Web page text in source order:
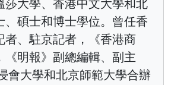
莎大學、香港中文大學和北
、碩士和博士學位。曾任香
者、駐京記者，《香港商
《明報》副總編輯、副主
會大學和北京師範大學合辦